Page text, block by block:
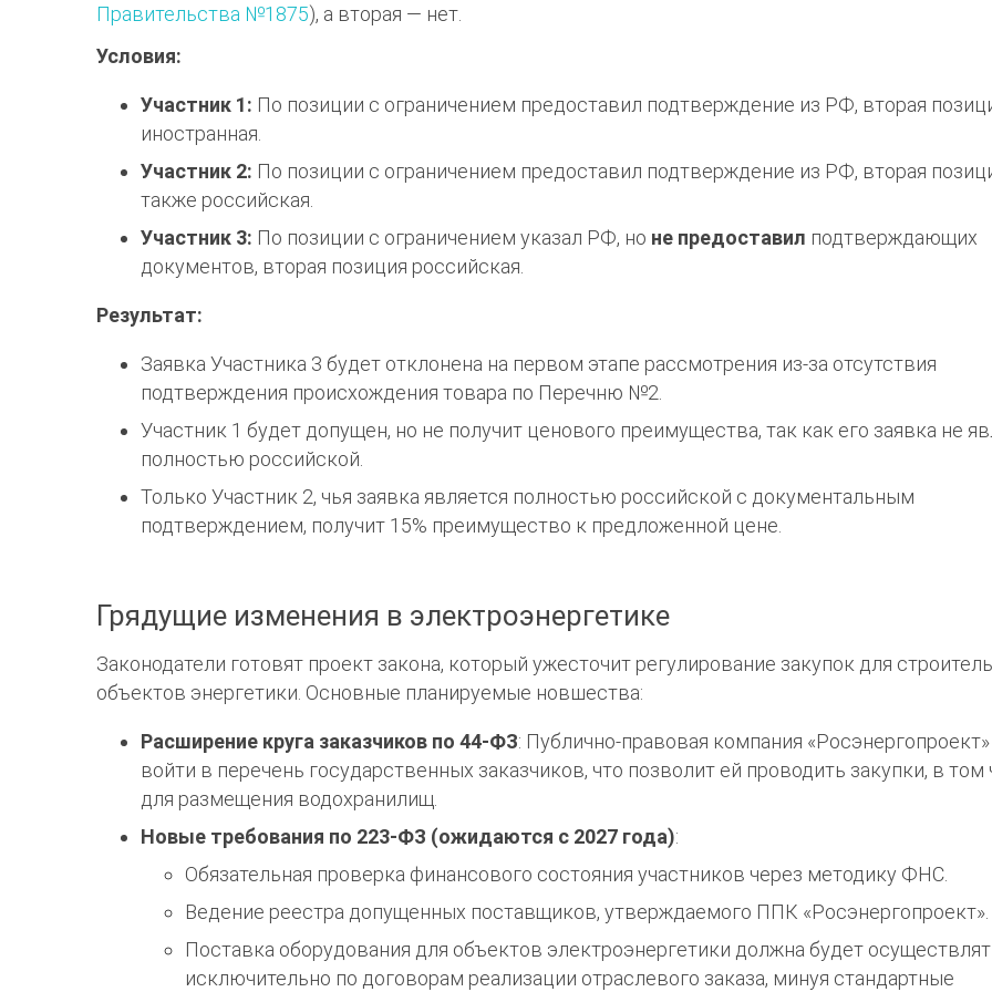
Правительства №1875), а вторая — нет.
Условия:
Участник 1: По позиции с ограничением предоставил подтверждение из РФ, вторая
иностранная.
Участник 2: По позиции с ограничением предоставил подтверждение из РФ, вторая
также российская.
Участник 3: По позиции с ограничением указал РФ, но не предоставил подтверждающих
документов, вторая позиция российская.
Результат:
Заявка Участника 3 будет отклонена на первом этапе рассмотрения из-за отсутствия
подтверждения происхождения товара по Перечню №2.
Участник 1 будет допущен, но не получит ценового преимущества, так как его заявка не
полностью российской.
Только Участник 2, чья заявка является полностью российской с документальным
подтверждением, получит 15% преимущество к предложенной цене.
Грядущие изменения в электроэнергетике
Законодатели готовят проект закона, который ужесточит регулирование закупок для
объектов энергетики. Основные планируемые новшества:
Расширение круга заказчиков по 44-ФЗ: Публично-правовая компания
войти в перечень государственных заказчиков, что позволит ей проводить закупки, в том
для размещения водохранилищ.
Новые требования по 223-ФЗ (ожидаются с 2027 года):
Обязательная проверка финансового состояния участников через методику ФНС.
Ведение реестра допущенных поставщиков, утверждаемого ППК «Росэнергопроект».
Поставка оборудования для объектов электроэнергетики должна будет
исключительно по договорам реализации отраслевого заказа, минуя стандартные